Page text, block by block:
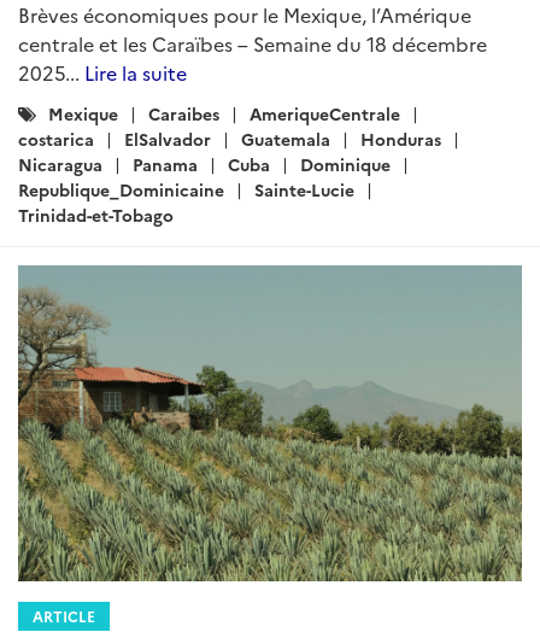
Brèves économiques pour le Mexique, l’Amérique
centrale et les Caraïbes – Semaine du 18 décembre
2025... Lire la suite
Catégories
:
Mexique Caraibes
AmeriqueCentrale
costarica
ElSalvador Guatemala
Honduras
Nicaragua
Panama Cuba
Dominique
Republique_Dominicaine
Sainte-Lucie
Trinidad-et-Tobago
ARTICLE